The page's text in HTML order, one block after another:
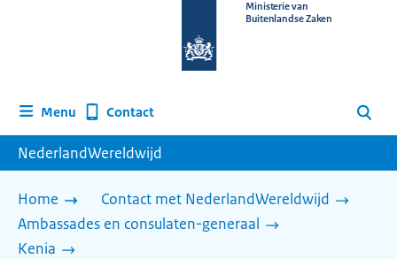
homepage
Ministerie van
Buitenlandse Zaken
Menu Contact Zoeken
NederlandWereldwijd
Home
Contact met NederlandWereldwijd
Ambassades en consulaten-generaal
Kenia